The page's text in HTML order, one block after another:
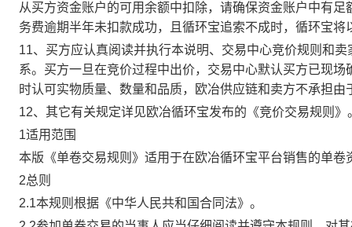
从买方资金账户的可用余额中扣除，请确保资金账户中有
务费逾期半年未扣款成功，且循环宝追索不成时，循环宝将
11、买方应认真阅读并执行本说明、交易中心竞价规则和
系。买方一旦在竞价过程中出价，交易中心默认买方已现
时认可实物质量、数量和品质，欧冶供应链和卖方不承担由
12、其它有关规定详见欧冶循环宝发布的《竞价交易规则》
1适用范围
本版《单卷交易规则》适用于在欧冶循环宝平台销售的单卷
2总则
2.1本规则根据《中华人民共和国合同法》。